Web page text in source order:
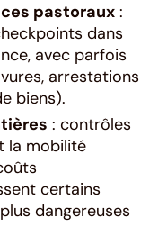
pastoraux :
dans
avec parfois
arrestations
biens).
: contrôles
la mobilité
certains
dangereuses